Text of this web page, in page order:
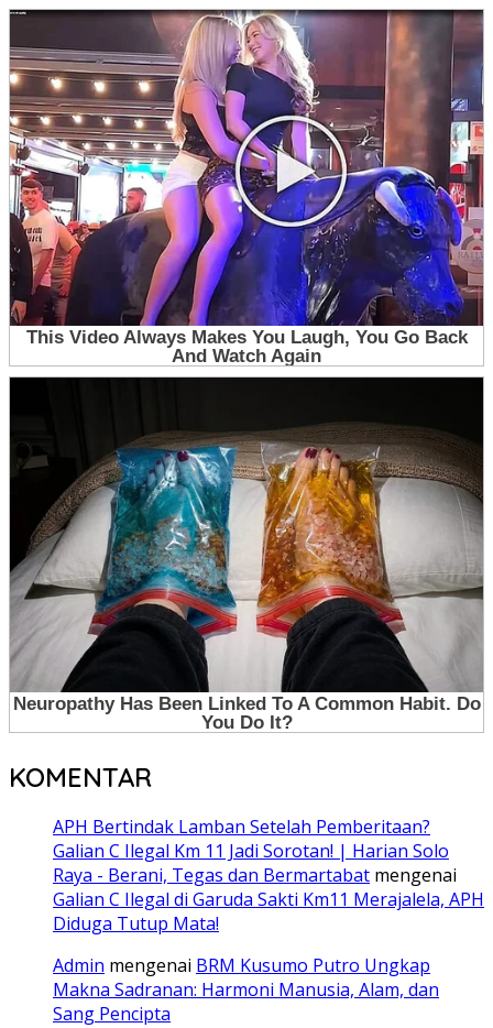
KOMENTAR
APH Bertindak Lamban Setelah Pemberitaan?
Galian C Ilegal Km 11 Jadi Sorotan! | Harian Solo
Raya - Berani, Tegas dan Bermartabat mengenai
Galian C Ilegal di Garuda Sakti Km11 Merajalela, APH
Diduga Tutup Mata!
Admin mengenai BRM Kusumo Putro Ungkap
Makna Sadranan: Harmoni Manusia, Alam, dan
Sang Pencipta